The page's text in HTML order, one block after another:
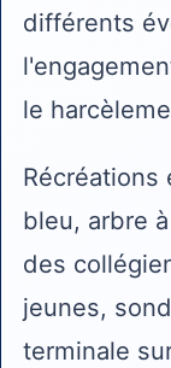
différents
le
Récréations
bleu, arbre
des
jeunes,
terminale